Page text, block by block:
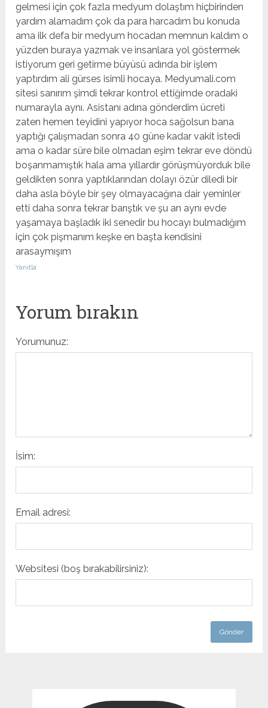
gelmesi için çok fazla medyum dolaştım hiçbirinden
yardım alamadım çok da para harcadım bu konuda
ama ilk defa bir medyum hocadan memnun kaldım o
yüzden buraya yazmak ve insanlara yol göstermek
istiyorum geri getirme büyüsü adında bir işlem
yaptırdım ali gürses isimli hocaya. Medyumali.com
sitesi sanırım şimdi tekrar kontrol ettiğimde oradaki
numarayla aynı. Asistanı adına gönderdim ücreti
zaten hemen teyidini yapıyor hoca sağolsun bana
yaptığı çalışmadan sonra 40 güne kadar vakit istedi
ama o kadar süre bile olmadan eşim tekrar eve döndü
boşanmamıştık hala ama yıllardır görüşmüyorduk bile
geldikten sonra yaptıklarından dolayı özür diledi bir
daha asla böyle bir şey olmayacağına dair yeminler
etti daha sonra tekrar barıştık ve şu an aynı evde
yaşamaya başladık iki senedir bu hocayı bulmadığım
için çok pişmanım keşke en başta kendisini
arasaymışım
Yanıtla
Yorum bırakın
Yorumunuz:
İsim:
Email adresi:
Websitesi (boş bırakabilirsiniz):